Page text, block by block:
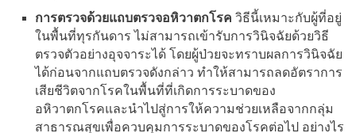
การตรวจด้วยแถบตรวจอหิวาตกโรค วิธีนี้เหมาะกับผู้ที่อยู่
ในพื้นที่ทุรกันดาร ไม่สามารถเข้ารับการวินิจฉัยด้วยวิธี
ตรวจตัวอย่างอุจจาระได้ โดยผู้ป่วยจะทราบผลการวินิจฉัย
ได้ก่อนจากแถบตรวจดังกล่าว ทำให้สามารถลดอัตราการ
เสียชีวิตจากโรคในพื้นที่ที่เกิดการระบาดของ
อหิวาตกโรคและนำไปสู่การให้ความช่วยเหลือจากกลุ่ม
สาธารณสุขเพื่อควบคุมการระบาดของโรคต่อไป อย่างไร